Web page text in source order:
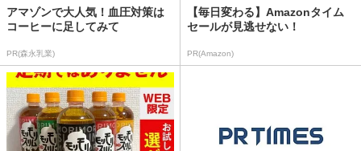
アマゾンで大人気！血圧対策は
コーヒーに足してみて
PR(森永乳業)
【毎日変わる】Amazonタイム
セールが見逃せない！
PR(Amazon)